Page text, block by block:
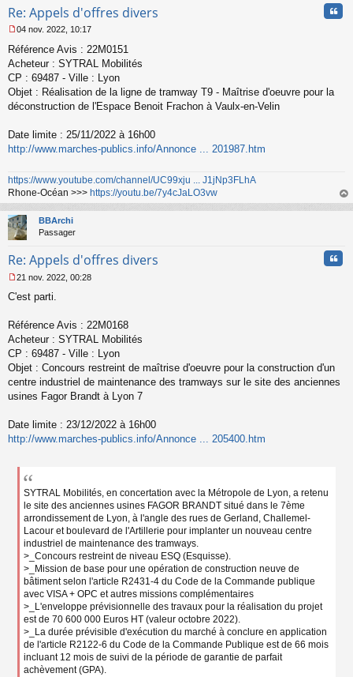
Re: Appels d'offres divers
e
s
s
g
e
o
n
04 nov. 2022, 10:17
Référence Avis : 22M0151
Acheteur : SYTRAL Mobilités
CP : 69487 - Ville : Lyon
Objet : Réalisation de la ligne de tramway T9 - Maîtrise d'oeuvre pour la
déconstruction de l'Espace Benoit Frachon à Vaulx-en-Velin
Date limite : 25/11/2022 à 16h00
http://www.marches-publics.info/Annonce ... 201987.htm
https://www.youtube.com/channel/UC99xju ... J1jNp3FLhA
Rhone-Océan >>> https://youtu.be/7y4cJaLO3vw
au
BBArchi
Passager
Re: Appels d'offres divers
e
s
g
e
n
o
n
21 nov. 2022, 00:28
C'est parti.
Référence Avis : 22M0168
Acheteur : SYTRAL Mobilités
CP : 69487 - Ville : Lyon
Objet : Concours restreint de maîtrise d'oeuvre pour la construction d'un
centre industriel de maintenance des tramways sur le site des anciennes
usines Fagor Brandt à Lyon 7
Date limite : 23/12/2022 à 16h00
http://www.marches-publics.info/Annonce ... 205400.htm
SYTRAL Mobilités, en concertation avec la Métropole de Lyon, a retenu
le site des anciennes usines FAGOR BRANDT situé dans le 7ème
arrondissement de Lyon, à l'angle des rues de Gerland, Challemel-
Lacour et boulevard de l'Artillerie pour implanter un nouveau centre
industriel de maintenance des tramways.
>_Concours restreint de niveau ESQ (Esquisse).
>_Mission de base pour une opération de construction neuve de
bâtiment selon l'article R2431-4 du Code de la Commande publique
avec VISA + OPC et autres missions complémentaires
>_L'enveloppe prévisionnelle des travaux pour la réalisation du projet
est de 70 600 000 Euros HT (valeur octobre 2022).
>_La durée prévisible d'exécution du marché à conclure en application
de l'article R2122-6 du Code de la Commande Publique est de 66 mois
incluant 12 mois de suivi de la période de garantie de parfait
achèvement (GPA).